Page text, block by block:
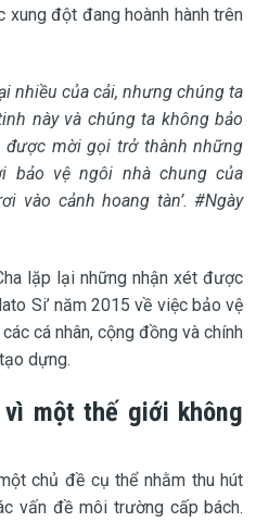
xung đột đang hoành hành trên
nhiều của cải, nhưng chúng ta
này và chúng ta không bảo
được mời gọi trở thành những
bảo vệ ngôi nhà chung của
vào cảnh hoang tàn’. #Ngày
lặp lại những nhận xét được
Si’ năm 2015 về việc bảo vệ
cá nhân, cộng đồng và chính
dựng.
một thế giới không
chủ đề cụ thể nhằm thu hút
vấn đề môi trường cấp bách.